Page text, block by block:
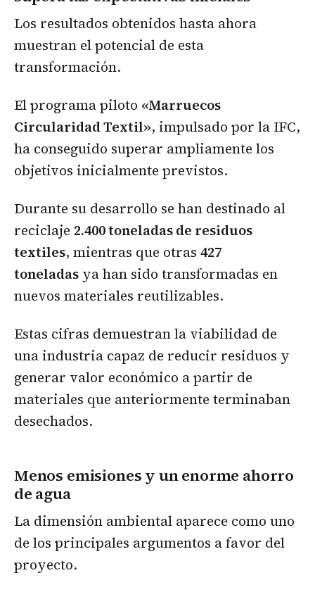
Los resultados obtenidos hasta ahora
muestran el potencial de esta
transformación.
El programa piloto «Marruecos
Circularidad Textil», impulsado por la IFC,
ha conseguido superar ampliamente los
objetivos inicialmente previstos.
Durante su desarrollo se han destinado al
reciclaje 2.400 toneladas de residuos
textiles, mientras que otras 427
toneladas ya han sido transformadas en
nuevos materiales reutilizables.
Estas cifras demuestran la viabilidad de
una industria capaz de reducir residuos y
generar valor económico a partir de
materiales que anteriormente terminaban
desechados.
Menos emisiones y un enorme ahorro
de agua
La dimensión ambiental aparece como uno
de los principales argumentos a favor del
proyecto.